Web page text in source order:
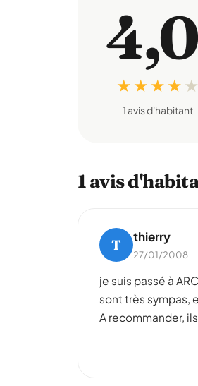
4,0
★ ★ ★ ★ ★
1 avis d'habitant
1 avis
T thierry
27/01/2008
je suis passé à
sont très sympas,
A recommander,